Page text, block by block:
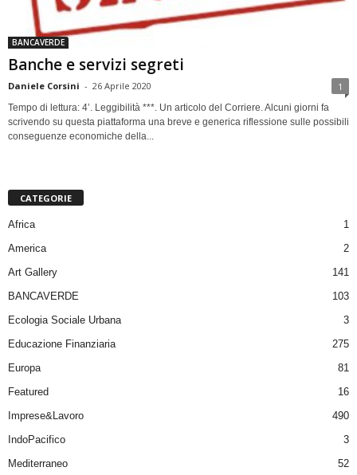
BANCAVERDE
Banche e servizi segreti
Daniele Corsini - 26 Aprile 2020 1
Tempo di lettura: 4’. Leggibilità ***. Un articolo del Corriere. Alcuni giorni fa
scrivendo su questa piattaforma una breve e generica riflessione sulle possibili
conseguenze economiche della...
CATEGORIE
Africa
1
America
2
Art Gallery
141
BANCAVERDE
103
Ecologia Sociale Urbana
3
Educazione Finanziaria
275
Europa
81
Featured
16
Imprese&Lavoro
490
IndoPacifico
3
Mediterraneo
52